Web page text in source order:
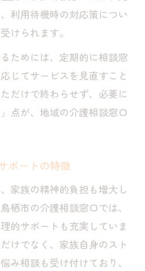
利用待機時の対応策につい
けられます。
ためには、定期的に相談窓
じてサービスを見直すこと
だけで終わらせず、必要に
点が、地域の介護相談窓口
ポートの特徴
家族の精神的負担も増大し
栖市の介護相談窓口では、
的サポートも充実していま
けでなく、家族自身のスト
み相談も受け付けており、